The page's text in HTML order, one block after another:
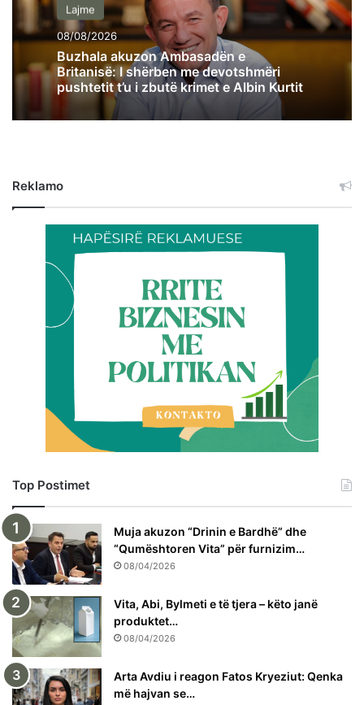
Lajme
08/08/2026
Buzhala akuzon Ambasadën e
Britanisë: I shërben me devotshmëri
pushtetit t’u i zbutë krimet e Albin Kurtit
Reklamo
Top Postimet
Muja akuzon “Drinin e Bardhë” dhe
“Qumështoren Vita” për furnizim…
08/04/2026
Vita, Abi, Bylmeti e të tjera – këto janë
produktet…
08/04/2026
Arta Avdiu i reagon Fatos Kryeziut: Qenka
më hajvan se…